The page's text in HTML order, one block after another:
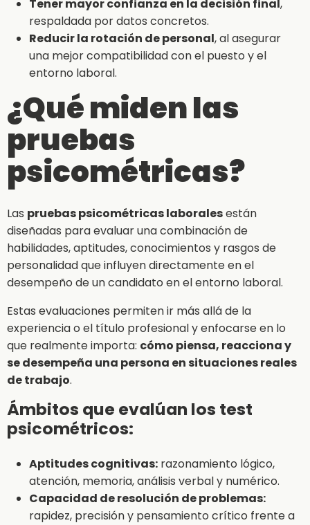
Tener mayor confianza en la decisión final,
respaldada por datos concretos.
Reducir la rotación de personal, al asegurar
una mejor compatibilidad con el puesto y el
entorno laboral.
¿Qué miden las
pruebas
psicométricas?
Las pruebas psicométricas laboralesestán
diseñadas para evaluar una combinación de
habilidades, aptitudes, conocimientos y rasgos de
personalidad que influyen directamente en el
desempeño de un candidato en el entorno laboral.
Estas evaluaciones permiten ir más allá de la
experiencia o el título profesional y enfocarse en lo
que realmente importa: cómo piensa, reacciona y
se desempeña una persona en situaciones reales
de trabajo.
Ámbitos que evalúan los test
psicométricos:
Aptitudes cognitivas: razonamiento lógico,
atención, memoria, análisis verbal y numérico.
Capacidad de resolución de problemas:
rapidez, precisión y pensamiento crítico frente a